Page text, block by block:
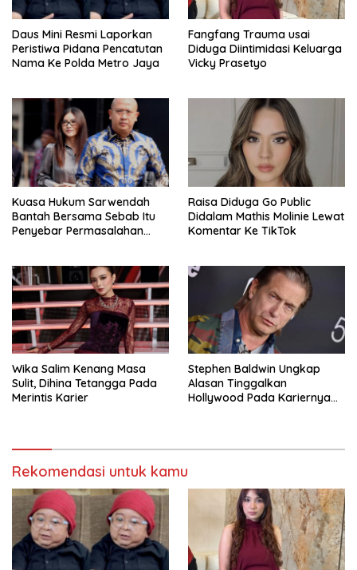
Daus Mini Resmi Laporkan
Peristiwa Pidana Pencatutan
Nama Ke Polda Metro Jaya
Fangfang Trauma usai
Diduga Diintimidasi Keluarga
Vicky Prasetyo
Kuasa Hukum Sarwendah
Bantah Bersama Sebab Itu
Penyebar Permasalahan
Raisa Diduga Go Public
Didalam Mathis Molinie Lewat
Komentar Ke TikTok
Wika Salim Kenang Masa
Sulit, Dihina Tetangga Pada
Merintis Karier
Stephen Baldwin Ungkap
Alasan Tinggalkan
Hollywood Pada Kariernya
Rekomendasi untuk kamu